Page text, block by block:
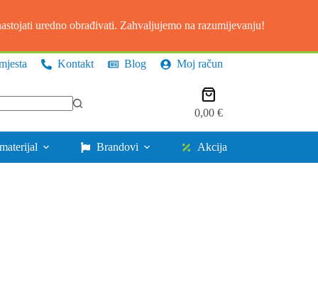
uredno obrađivati. Zahvaljujemo na razumijevanju!
Kontakt Blog Moj račun
Košarica
0,00 €
Brandovi Akcija